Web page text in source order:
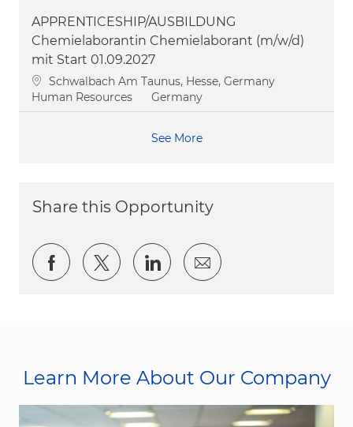
APPRENTICESHIP/AUSBILDUNG
Chemielaborantin Chemielaborant (m/w/d)
mit Start 01.09.2027
Location
Schwalbach Am Taunus, Hesse, Germany
Category
Human Resources Germany
See More
Share this Opportunity
Share via Facebook
Share via twitter
Share via LinkedIn
Share via email
Learn More About Our Company